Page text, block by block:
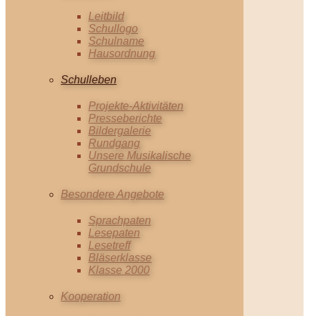
Leitbild
Schullogo
Schulname
Hausordnung
Schulleben
Projekte-Aktivitäten
Presseberichte
Bildergalerie
Rundgang
Unsere Musikalische
Grundschule
Besondere Angebote
Sprachpaten
Lesepaten
Lesetreff
Bläserklasse
Klasse 2000
Kooperation